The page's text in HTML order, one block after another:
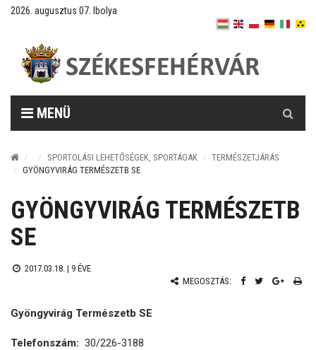
2026. augusztus 07. Ibolya
MENÜ
SPORTOLÁSI LEHETŐSÉGEK, SPORTÁGAK
TERMÉSZETJÁRÁS
GYÖNGYVIRÁG TERMÉSZETB SE
GYÖNGYVIRÁG TERMÉSZETB
SE
2017.03.18. | 9 ÉVE
MEGOSZTÁS:
Gyöngyvirág Természetb SE
Telefonszám: 30/226-3188